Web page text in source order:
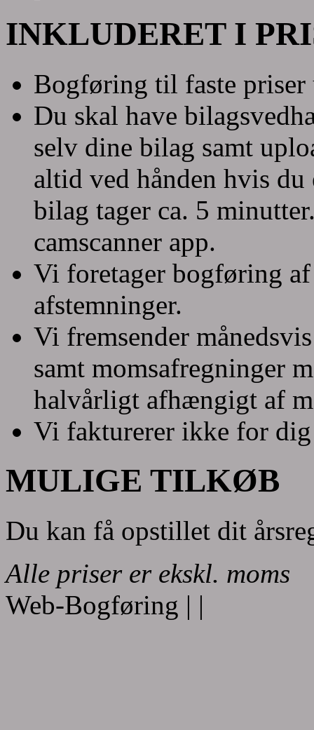
INKLUDERET I
Bogføring til faste priser
Du skal have
selv dine bilag samt
altid ved hånden hvis
bilag tager ca. 5
camscanner app.
Vi foretager bogføring
afstemninger.
Vi fremsender
samt momsafregninger
halvårligt afhængigt af
Vi fakturerer ikke for
MULIGE TILKØB
Du kan få opstillet dit
Alle priser er ekskl. moms
Web-Bogføring | |